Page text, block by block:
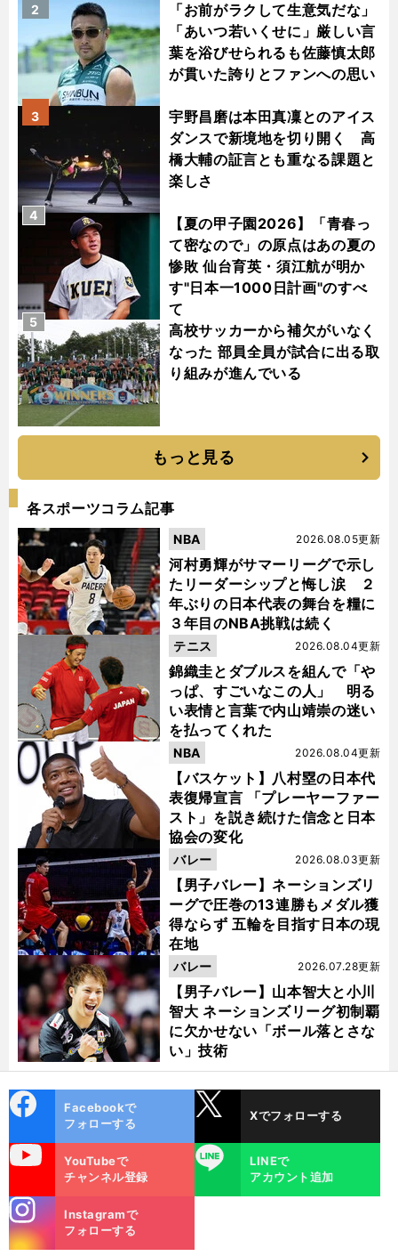
「お前がラクして生意気だな」
「あいつ若いくせに」厳しい言
葉を浴びせられるも佐藤慎太郎
が貫いた誇りとファンへの思い
2
宇野昌磨は本田真凜とのアイス
ダンスで新境地を切り開く 高
橋大輔の証言とも重なる課題と
楽しさ
3
【夏の甲子園2026】「青春っ
て密なので」の原点はあの夏の
惨敗 仙台育英・須江航が明か
す"日本一1000日計画"のすべ
て
4
高校サッカーから補欠がいなく
なった 部員全員が試合に出る取
り組みが進んでいる
5
もっと見る
各スポーツコラム記事
河村勇輝がサマーリーグで示し
たリーダーシップと悔し涙 ２
年ぶりの日本代表の舞台を糧に
３年目のNBA挑戦は続く
2026.08.05更新
NBA
錦織圭とダブルスを組んで「や
っぱ、すごいなこの人」 明る
い表情と言葉で内山靖崇の迷い
を払ってくれた
2026.08.04更新
テニス
【バスケット】八村塁の日本代
表復帰宣言 「プレーヤーファー
スト」を説き続けた信念と日本
協会の変化
2026.08.04更新
NBA
【男子バレー】ネーションズリ
ーグで圧巻の13連勝もメダル獲
得ならず 五輪を目指す日本の現
在地
2026.08.03更新
バレー
【男子バレー】山本智大と小川
智大 ネーションズリーグ初制覇
に欠かせない「ボール落とさな
い」技術
2026.07.28更新
バレー
ok
Facebookで
フォローする
Xでフォローする
YouTubeで
チャンネル登録
LINE
LINEで
アカウント追加
m
Instagramで
フォローする